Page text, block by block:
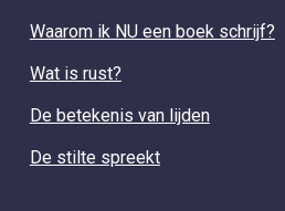
Waarom ik NU een boek schrijf?
Wat is rust?
De betekenis van lijden
De stilte spreekt